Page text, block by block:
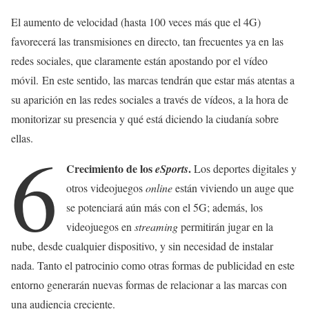
El aumento de velocidad (hasta 100 veces más que el 4G)
favorecerá las transmisiones en directo, tan frecuentes ya en las
redes sociales, que claramente están apostando por el vídeo
móvil. En este sentido, las marcas tendrán que estar más atentas a
su aparición en las redes sociales a través de vídeos, a la hora de
monitorizar su presencia y qué está diciendo la ciudanía sobre
ellas.
6 Crecimiento de loseSports.Los deportes digitales y
otros videojuegosonlineestán viviendo un auge que
se potenciará aún más con el 5G; además, los
videojuegos enstreamingpermitirán jugar en la
nube, desde cualquier dispositivo, y sin necesidad de instalar
nada. Tanto el patrocinio como otras formas de publicidad en este
entorno generarán nuevas formas de relacionar a las marcas con
una audiencia creciente.